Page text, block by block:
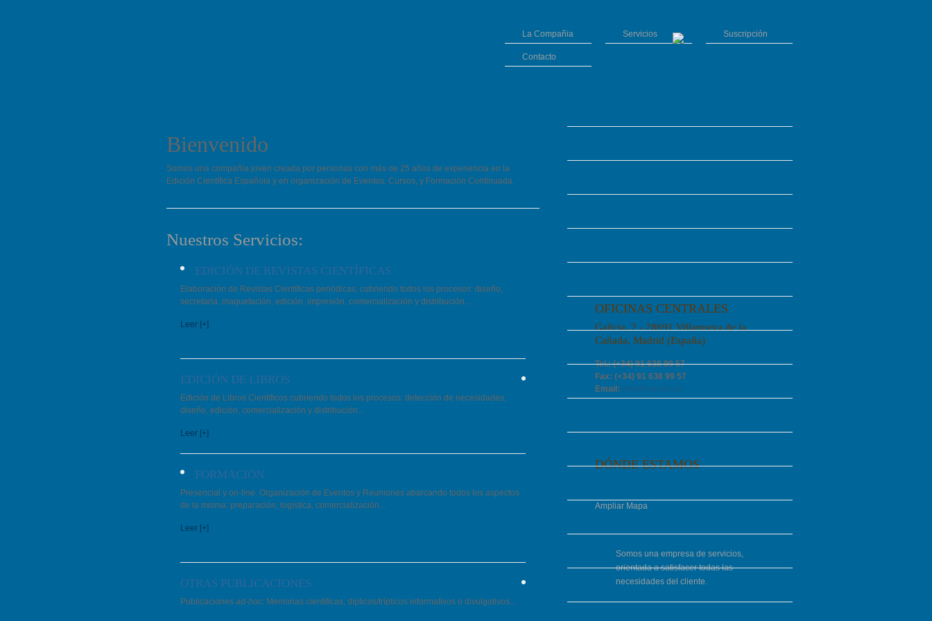
La Compañia Servicios Suscripción
Contacto
Bienvenido
Somos una compañía joven creada por personas con más de 25 años de experiencia en la
Edición Científica Española y en organización de Eventos, Cursos, y Formación Continuada.
Nuestros Servicios:
EDICIÓN DE REVISTAS CIENTÍFICAS
Elaboración de Revistas Científicas periódicas, cubriendo todos los procesos: diseño,
secretaría, maquetación, edición, impresión, comercialización y distribución....
Leer [+]
EDICIÓN DE LIBROS
Edición de Libros Científicos cubriendo todos los procesos: detección de necesidades,
diseño, edición, comercialización y distribución...
Leer [+]
FORMACIÓN
Presencial y on-line. Organización de Eventos y Reuniones abarcando todos los aspectos
de la misma: preparación, logística, comercialización...
Leer [+]
OTRAS PUBLICACIONES
Publicaciones ad-hoc: Memorias científicas, dípticos/trípticos informativos o divulgativos...
OFICINAS CENTRALES
Galicia, 2 - 28691 Villanueva de la
Cañada, Madrid (España)
Tel.: (+34) 91 638 99 57
Fax: (+34) 91 638 99 57
Email: info@cyesan.es
DÓNDE ESTAMOS
Ampliar Mapa
Somos una empresa de servicios,
orientada a satisfacer todas las
necesidades del cliente.